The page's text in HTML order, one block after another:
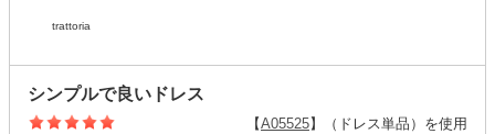
trattoria
シンプルで良いドレス
【A05525】（ドレス単品）を使用